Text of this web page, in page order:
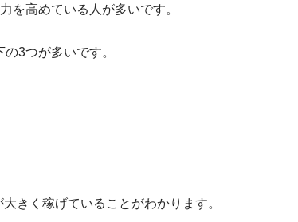
を高めている人が多いです。
3つが多いです。
きく稼げていることがわかります。